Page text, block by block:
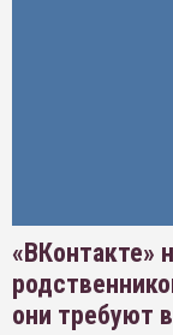
«ВКонтакте»
они требуют